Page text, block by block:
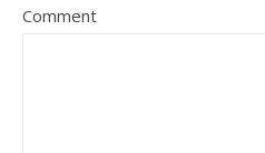
Comment